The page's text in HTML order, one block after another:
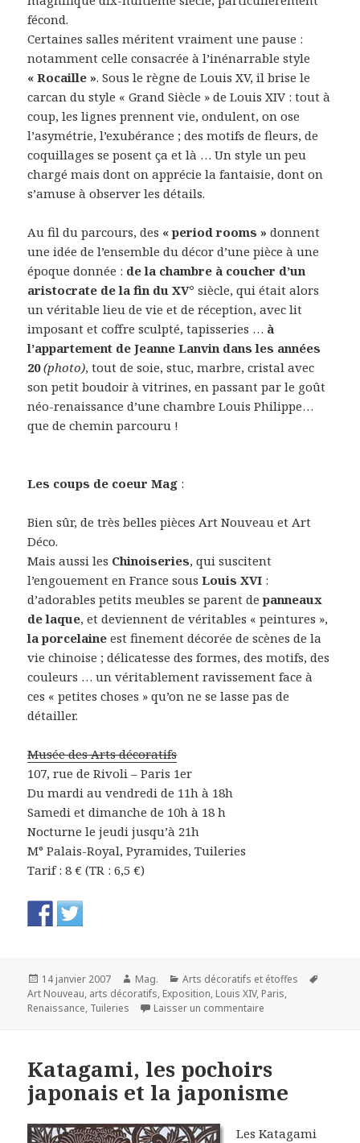
fécond.
Certaines salles méritent vraiment une pause :
notamment celle consacrée à l’inénarrable style
« Rocaille ». Sous le règne de Louis XV, il brise le
carcan du style « Grand Siècle » de Louis XIV : tout à
coup, les lignes prennent vie, ondulent, on ose
l’asymétrie, l’exubérance ; des motifs de fleurs, de
coquillages se posent ça et là … Un style un peu
chargé mais dont on apprécie la fantaisie, dont on
s’amuse à observer les détails.
Au fil du parcours, des « period rooms » donnent
une idée de l’ensemble du décor d’une pièce à une
époque donnée : de la chambre à coucher d’un
aristocrate de la fin du XV° siècle, qui était alors
un véritable lieu de vie et de réception, avec lit
imposant et coffre sculpté, tapisseries … à
l’appartement de Jeanne Lanvin dans les années
20 (photo), tout de soie, stuc, marbre, cristal avec
son petit boudoir à vitrines, en passant par le goût
néo-renaissance d’une chambre Louis Philippe…
que de chemin parcouru !
Les coups de coeur Mag :
Bien sûr, de très belles pièces Art Nouveau et Art
Déco.
Mais aussi les Chinoiseries, qui suscitent
l’engouement en France sousLouis XVI :
d’adorables petits meubles se parent depanneaux
de laque, et deviennent de véritables « peintures »,
la porcelaine est finement décorée de scènes de la
vie chinoise ; délicatesse des formes, des motifs, des
couleurs … un véritablement ravissement face à
ces « petites choses » qu’on ne se lasse pas de
détailler.
Musée des Arts décoratifs
107, rue de Rivoli – Paris 1er
Du mardi au vendredi de 11h à 18h
Samedi et dimanche de 10h à 18 h
Nocturne le jeudi jusqu’à 21h
M° Palais-Royal, Pyramides, Tuileries
Tarif : 8 € (TR : 6,5 €)
Publié
le
14 janvier 2007 Auteur
Mag. Catégories
Arts décoratifs et étoffes
Art Nouveau, arts décoratifs, Exposition, Louis XIV, Paris,
Renaissance, Tuileries Laisser un commentaire
Katagami, les pochoirs
japonais et la japonisme
Les Katagami